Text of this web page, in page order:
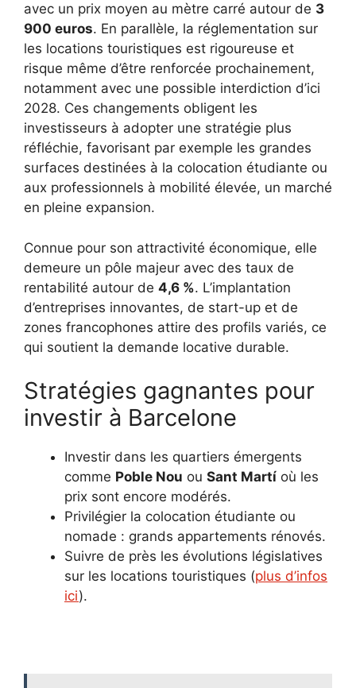
avec un prix moyen au mètre carré autour de 3
900 euros. En parallèle, la réglementation sur
les locations touristiques est rigoureuse et
risque même d’être renforcée prochainement,
notamment avec une possible interdiction d’ici
2028. Ces changements obligent les
investisseurs à adopter une stratégie plus
réfléchie, favorisant par exemple les grandes
surfaces destinées à la colocation étudiante ou
aux professionnels à mobilité élevée, un marché
en pleine expansion.
Connue pour son attractivité économique, elle
demeure un pôle majeur avec des taux de
rentabilité autour de 4,6 %. L’implantation
d’entreprises innovantes, de start-up et de
zones francophones attire des profils variés, ce
qui soutient la demande locative durable.
Stratégies gagnantes pour
investir à Barcelone
Investir dans les quartiers émergents
comme Poble Nou ou Sant Martí où les
prix sont encore modérés.
Privilégier la colocation étudiante ou
nomade : grands appartements rénovés.
Suivre de près les évolutions législatives
sur les locations touristiques (plus d’infos
ici).